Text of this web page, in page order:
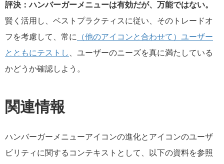
評決：ハンバーガーメニューは有効だが、万能ではない。
賢く活用し、ベストプラクティスに従い、そのトレードオ
フを考慮して、常に （他のアイコンと合わせて）ユーザー
とともにテストし 、ユーザーのニーズを真に満たしている
かどうか確認しよう。
関連情報
ハンバーガーメニューアイコンの進化とアイコンのユーザ
ビリティに関するコンテキストとして、以下の資料を参照